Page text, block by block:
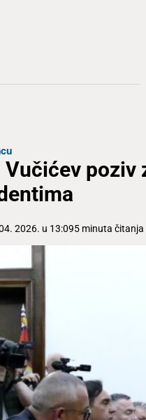
poziv
2026. u 13:095 minuta čitanja